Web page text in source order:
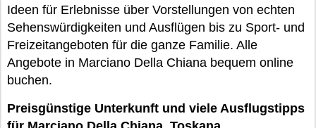
Ideen für Erlebnisse über Vorstellungen von echten
Sehenswürdigkeiten und Ausflügen bis zu Sport- und
Freizeitangeboten für die ganze Familie. Alle
Angebote in Marciano Della Chiana bequem online
buchen.
Preisgünstige Unterkunft und viele Ausflugstipps